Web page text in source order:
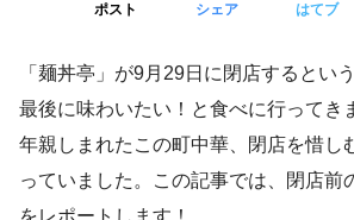
ポスト シェア はてブ
「麺丼亭」が9月29日に閉店するとい
最後に味わいたい！と食べに行ってき
年親しまれたこの町中華、閉店を惜し
っていました。この記事では、閉店前
をレポートします！